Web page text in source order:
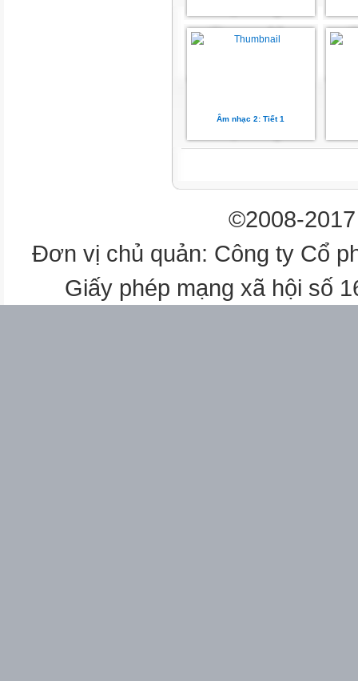
BÀI SỐ 1
BÀI SỐ 1
BÀI SỐ 1
Âm nhạc 2: Tiết 1
©2008-
Đơn vị chủ quản: Công ty Cổ
Giấy phép mạng xã hội số